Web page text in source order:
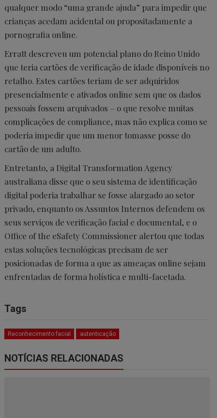
qualquer modo “uma grande ajuda” para impedir que
crianças acedam acidental ou propositadamente a
pornografia online.
Erratt descreveu um potencial plano do Reino Unido
que teria cartões de verificação de idade disponíveis no
retalho. Estes cartões teriam de ser adquiridos
presencialmente e ativados online sem que os dados
pessoais fossem arquivados – o que resolve muitas
complicações de compliance, mas não explica como se
poderia impedir que um menor tomasse posse do
cartão de um adulto.
Entretanto, a Digital Transformation Agency
australiana disse que o seu sistema de identificação
digital poderia trabalhar se fosse alargado ao setor
privado, enquanto os Assuntos Internos defendem os
seus serviços de verificação facial e documental, e o
Office of the eSafety Commissioner alertou que todas
estas soluções tecnológicas precisam de ser
posicionadas de forma a que as ameaças online sejam
enfrentadas de forma holística e multi-facetada.
Tags
Reconhecimento facial autenticação
NOTÍCIAS RELACIONADAS